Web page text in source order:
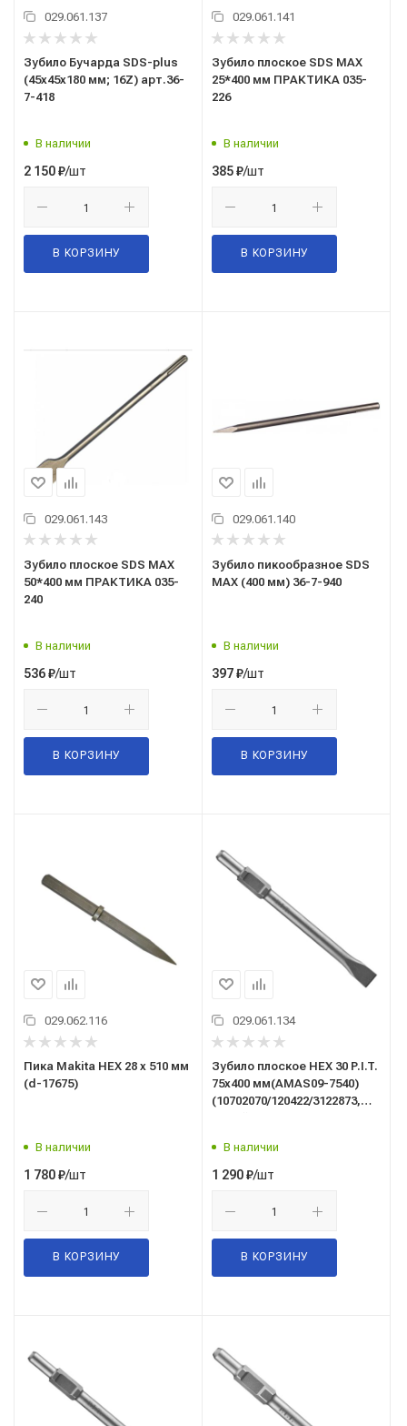
029.061.137
Зубило Бучарда SDS-plus
(45x45х180 мм; 16Z) арт.36-
7-418
В наличии
2 150₽/шт
В КОРЗИНУ
029.061.141
Зубило плоское SDS MAX
25*400 мм ПРАКТИКА 035-
226
В наличии
385₽/шт
В КОРЗИНУ
029.061.143
Зубило плоское SDS MAX
50*400 мм ПРАКТИКА 035-
240
В наличии
536₽/шт
В КОРЗИНУ
029.061.140
Зубило пикообразное SDS
MAX (400 мм) 36-7-940
В наличии
397₽/шт
В КОРЗИНУ
029.062.116
Пика Makita HEX 28 х 510 мм
(d-17675)
В наличии
1 780₽/шт
В КОРЗИНУ
029.061.134
Зубило плоское HEX 30 P.I.T.
75x400 мм(AMAS09-7540)
(10702070/120422/3122873,
В наличии
1 290₽/шт
В КОРЗИНУ